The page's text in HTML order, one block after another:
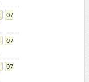
07
07
07